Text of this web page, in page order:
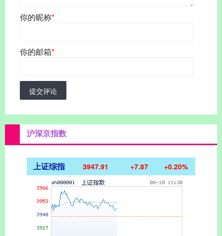
你的昵称*
你的邮箱*
提交评论
沪深京指数
上证综指 3947.91 +7.87 +0.20%